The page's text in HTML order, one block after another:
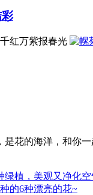
红万紫报春光
花的海洋，和你
绿植，美观又净化空
的6种漂亮的花~